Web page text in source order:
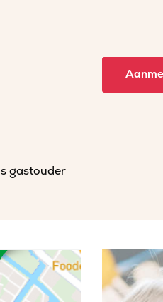
gastouder